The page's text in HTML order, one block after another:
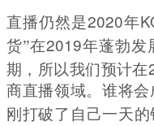
直播仍然是2020年
货”在2019年蓬勃发
期，所以我们预计在
商直播领域。谁将
刚打破了自己一天